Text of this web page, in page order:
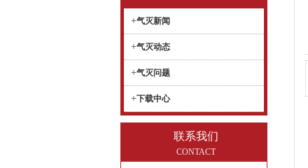
+气灭新闻
+气灭动态
+气灭问题
+下载中心
联系我们
CONTACT